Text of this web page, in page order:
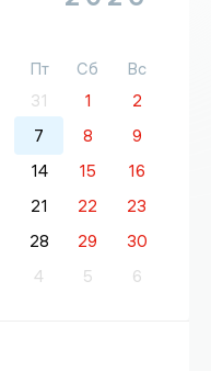
Пт Сб
Вс
31 1
2
7 8
9
14 15
16
21 22
23
28 29
30
4 5 6